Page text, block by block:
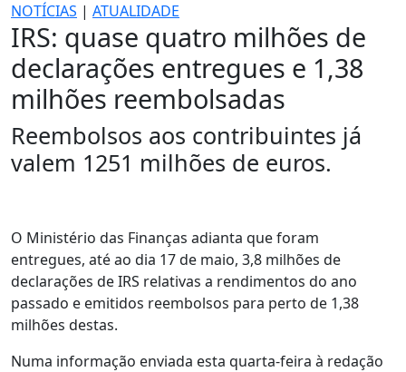
NOTÍCIAS | ATUALIDADE
IRS: quase quatro milhões de
declarações entregues e 1,38
milhões reembolsadas
Reembolsos aos contribuintes já
valem 1251 milhões de euros.
O Ministério das Finanças adianta que foram
entregues, até ao dia 17 de maio, 3,8 milhões de
declarações de IRS relativas a rendimentos do ano
passado e emitidos reembolsos para perto de 1,38
milhões destas.
Numa informação enviada esta quarta-feira à redação